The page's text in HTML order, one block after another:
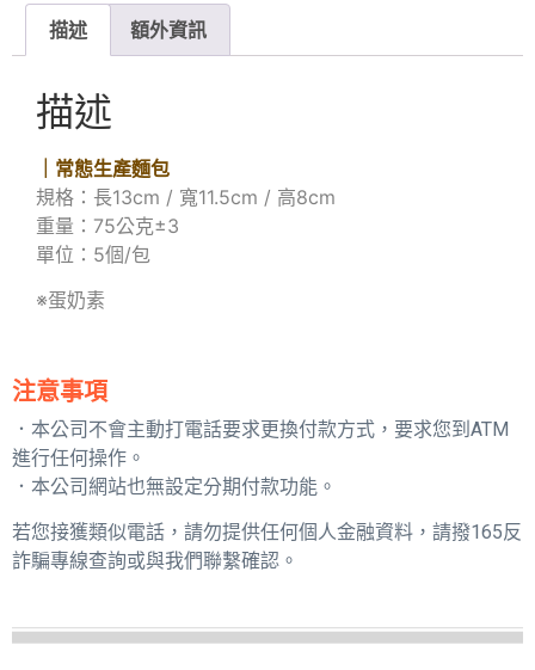
描述 額外資訊
描述
｜常態生產麵包
規格：長13cm / 寬11.5cm / 高8cm
重量：75公克±3
單位：5個/包
※蛋奶素
注意事項
．本公司不會主動打電話要求更換付款方式，要求您到ATM
進行任何操作。
．本公司網站也無設定分期付款功能。
若您接獲類似電話，請勿提供任何個人金融資料，請撥165反
詐騙專線查詢或與我們聯繫確認。